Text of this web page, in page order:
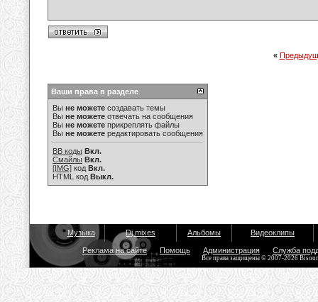
«
Ваши права в разделе
Вы не можете создавать темы
Вы не можете отвечать на сообщения
Вы не можете прикреплять файлы
Вы не можете редактировать сообщения
BB коды Вкл.
Смайлы Вкл.
[IMG] код Вкл.
HTML код Выкл.
Музыка Dj mixes Альбомы Видеоклипы
Реклама на сайте Помощь Администрация Служба
Все права защищены © 2007-2026